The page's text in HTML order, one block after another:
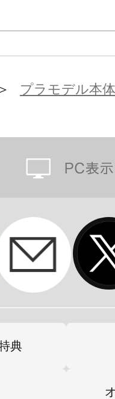
際の商品と
されており
で組み立て
プラモデル本体
典